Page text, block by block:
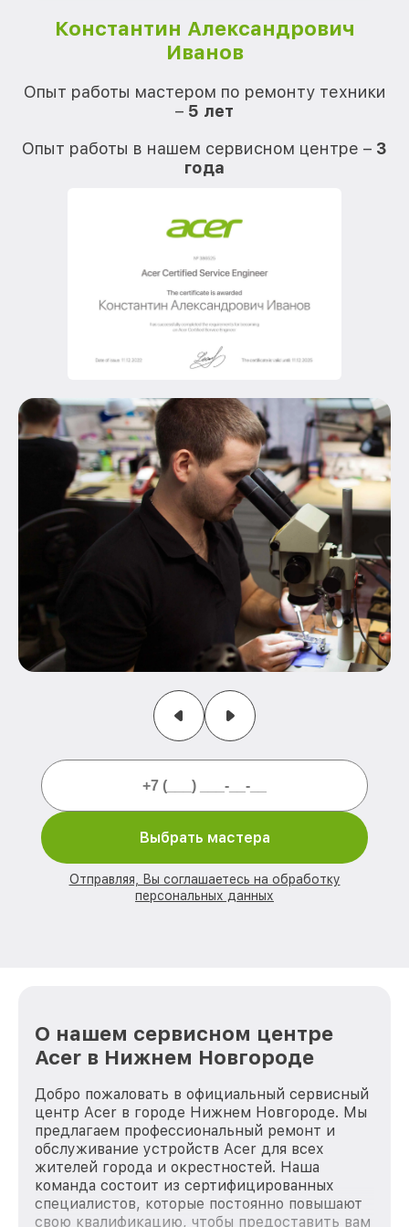
Константин Александрович
Иванов
Опыт работы мастером по ремонту техники
– 5 лет
Опыт работы в нашем сервисном центре – 3
года
Выбрать мастера
Отправляя, Вы соглашаетесь на обработку
персональных данных
О нашем сервисном центре
Acer в Нижнем Новгороде
Добро пожаловать в официальный сервисный
центр Acer в городе Нижнем Новгороде. Мы
предлагаем профессиональный ремонт и
обслуживание устройств Acer для всех
жителей города и окрестностей. Наша
команда состоит из сертифицированных
специалистов, которые постоянно повышают
свою квалификацию, чтобы предоставить вам